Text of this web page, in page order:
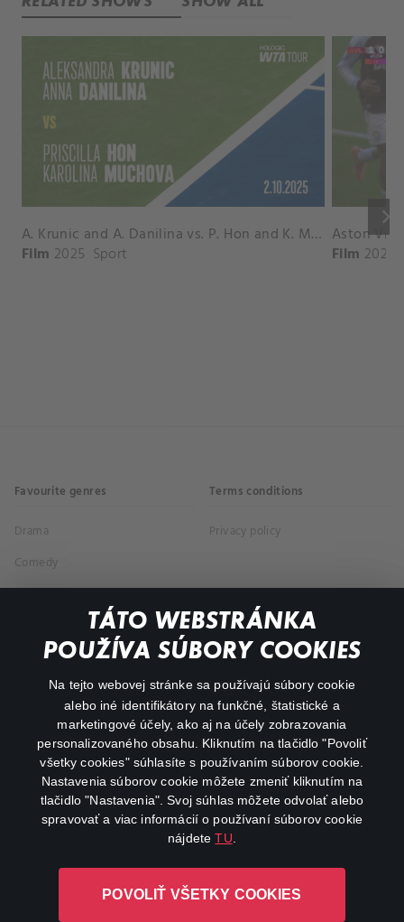
TÁTO WEBSTRÁNKA
POUŽÍVA SÚBORY COOKIES
Na tejto webovej stránke sa používajú súbory cookie
alebo iné identifikátory na funkčné, štatistické a
marketingové účely, ako aj na účely zobrazovania
personalizovaného obsahu. Kliknutím na tlačidlo "Povoliť
všetky cookies" súhlasíte s používaním súborov cookie.
Nastavenia súborov cookie môžete zmeniť kliknutím na
tlačidlo "Nastavenia". Svoj súhlas môžete odvolať alebo
spravovať a viac informácií o používaní súborov cookie
nájdeteTU
POVOLIŤ VŠETKY COOKIES
keyboard_arrow_right
A. Krunic and A. Danilina vs. P. Hon and K. Muchova Match Highlights - BEIJING_Capital Group Diamond ( October 02, 2025)
Film 2025 Sport Film 2026
Favourite genres
Drama
Comedy
Terms conditions
Privacy policy
My profile
Important links
Canal+ Luxembourg S. à r.l. so sídlom Rue Albert Borschette 4,